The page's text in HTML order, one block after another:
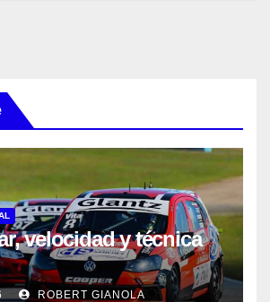
velocidad y técnica
ROBERT GIANOLA